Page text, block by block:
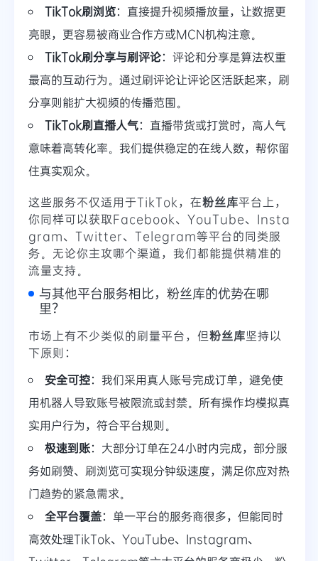
TikTok刷浏览：直接提升视频播放量，让数据更
亮眼，更容易被商业合作方或MCN机构注意。
TikTok刷分享与刷评论：评论和分享是算法权重
最高的互动行为。通过刷评论让评论区活跃起来，刷
分享则能扩大视频的传播范围。
TikTok刷直播人气：直播带货或打赏时，高人气
意味着高转化率。我们提供稳定的在线人数，帮你留
住真实观众。
这些服务不仅适用于TikTok，在粉丝库平台上，
你同样可以获取Facebook、YouTube、Insta
gram、Twitter、Telegram等平台的同类服
务。无论你主攻哪个渠道，我们都能提供精准的
流量支持。
与其他平台服务相比，粉丝库的优势在哪
里？
市场上有不少类似的刷量平台，但粉丝库坚持以
下原则：
安全可控：我们采用真人账号完成订单，避免使
用机器人导致账号被限流或封禁。所有操作均模拟真
实用户行为，符合平台规则。
极速到账：大部分订单在24小时内完成，部分服
务如刷赞、刷浏览可实现分钟级速度，满足你应对热
门趋势的紧急需求。
全平台覆盖：单一平台的服务商很多，但能同时
高效处理TikTok、YouTube、Instagram、